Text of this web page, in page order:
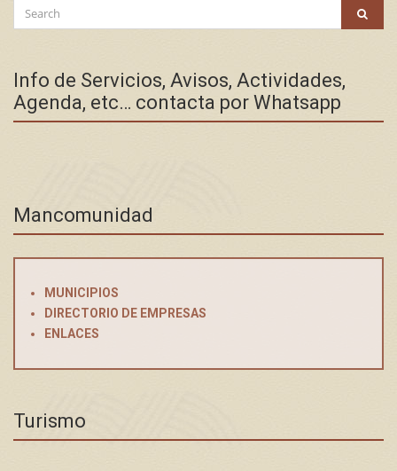
Search
for:
Info de Servicios, Avisos, Actividades,
Agenda, etc… contacta por Whatsapp
Mancomunidad
MUNICIPIOS
DIRECTORIO DE EMPRESAS
ENLACES
Turismo